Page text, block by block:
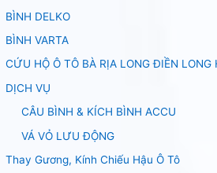
BÌNH DELKO
BÌNH VARTA
CỨU HỘ Ô TÔ BÀ RỊA LONG ĐIỀN LONG
DỊCH VỤ
CÂU BÌNH & KÍCH BÌNH ACCU
VÁ VỎ LƯU ĐỘNG
Thay Gương, Kính Chiếu Hậu Ô Tô